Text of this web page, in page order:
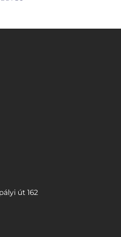
út 162